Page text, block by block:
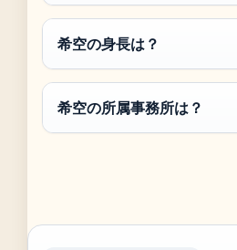
希空の身長は？
希空の所属事務所は？